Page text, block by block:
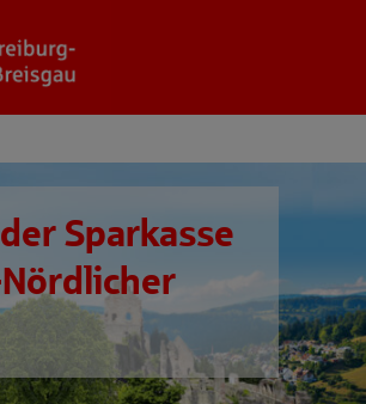
Sparkasse